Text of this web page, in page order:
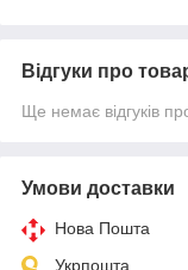
Відгуки про
Ще немає відгуків
Умови доставки
Нова Пошта
Укрпошта